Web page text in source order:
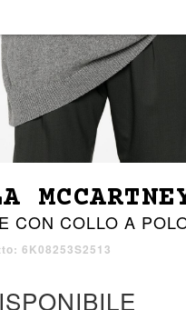
CON COLLO A
6K08253S2513